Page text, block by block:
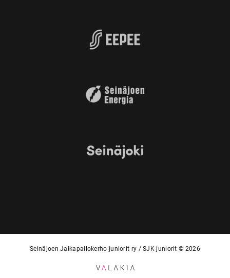
Seinäjoen Jalkapallokerho-juniorit ry / SJK-juniorit © 2026